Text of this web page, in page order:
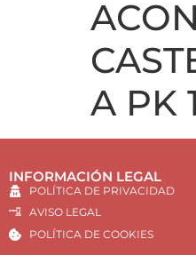
A PK
INFORMACIÓN LEGAL
POLÍTICA DE PRIVACIDAD
AVISO LEGAL
POLÍTICA DE COOKIES